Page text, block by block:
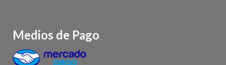
Medios de Pago